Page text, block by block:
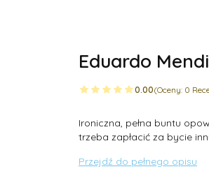
Eduardo
0.00(Oceny: 0
Ironiczna, pełna buntu
trzeba zapłacić za bycie
Przejdź do pełnego opisu